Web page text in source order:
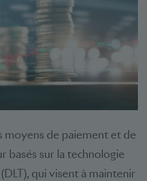
moyens de paiement et de
basés sur la technologie
qui visent à maintenir